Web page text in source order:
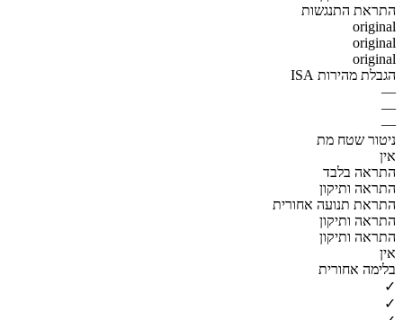
התראת התנגשות
original
original
original
הגבלת מהירות ISA
—
—
—
ניטור שטח מת
אין
התראה בלבד
התראה ותיקון
התראת תנועה אחורית
התראה ותיקון
התראה ותיקון
אין
בלימה אחורית
✓
✓